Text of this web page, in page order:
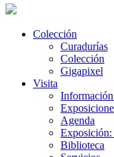
Colección
Curadurías
Colección
Gigapixel
Visita
Agenda
Biblioteca